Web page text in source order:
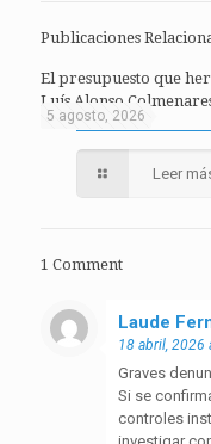
Publicaciones
5 agosto, 2026
El presupuesto que
Luís Alonso
Leer
1 Comment
Laude
18 abril, 2026
Graves
Si se
controles